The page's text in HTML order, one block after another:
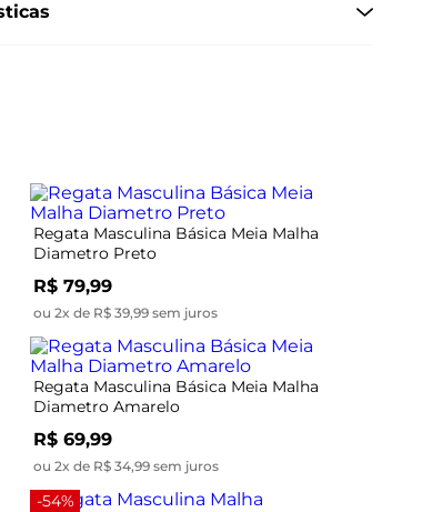
Regata Masculina Básica Meia Malha
Diametro Preto
R$ 79,99
ou 2x de R$ 39,99 sem juros
Regata Masculina Básica Meia Malha
Diametro Amarelo
R$ 69,99
ou 2x de R$ 34,99 sem juros
-54%